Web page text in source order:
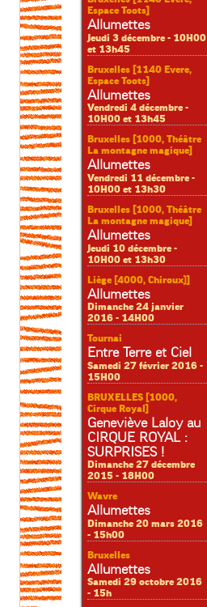
Espace Toots]
Allumettes
Jeudi 3 décembre - 10H00
et 13h45
Bruxelles [1140 Evere,
Espace Toots]
Allumettes
Vendredi 4 décembre -
10H00 et 13h45
Bruxelles [1000, Théâtre
La montagne magique]
Allumettes
Vendredi 11 décembre -
10H00 et 13h30
Bruxelles [1000, Théâtre
La montagne magique]
Allumettes
Jeudi 10 décembre -
10H00 et 13h30
Liège [4000, Chiroux)]
Allumettes
Dimanche 24 janvier
2016 - 14H00
Tournai
Entre Terre et Ciel
Samedi 27 février 2016 -
15H00
BRUXELLES [1000,
Cirque Royal]
Geneviève Laloy au
CIRQUE ROYAL :
SURPRISES !
Dimanche 27 décembre
2015 - 18H00
Wavre
Allumettes
Dimanche 20 mars 2016
- 15h00
Bruxelles
Allumettes
Samedi 29 octobre 2016
- 15h